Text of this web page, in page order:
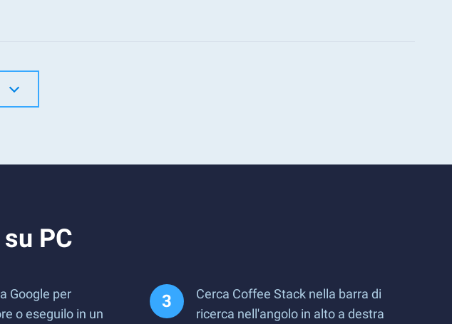
PC
Google per
o eseguilo in un
Cerca Coffee Stack nella barra di
ricerca nell'angolo in alto a destra